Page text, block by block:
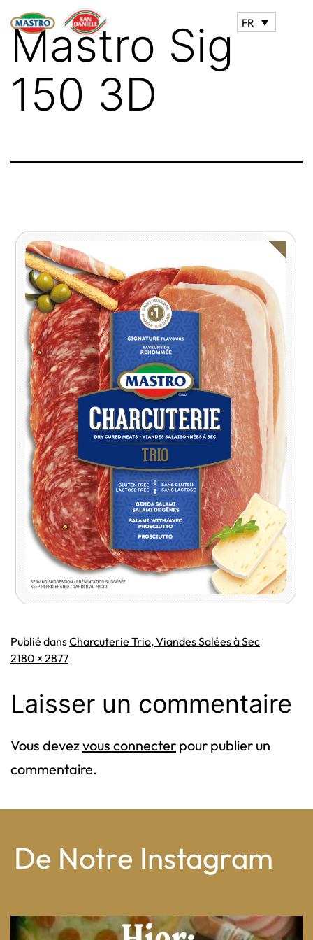
FR
Mastro Sig
150 3D
Publié dansCharcuterie Trio, Viandes Salées à Sec
Taille
2180 × 2877
Laisser un commentaire
Vous devezvous connecter pour publier un
commentaire.
De Notre Instagram
From wood-paneled basements to candlelit condo...